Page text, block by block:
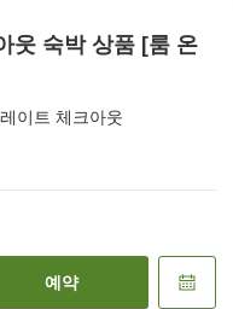
웃 숙박 상품 [룸 온
레이트 체크아웃
예약